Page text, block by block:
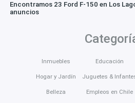
Encontramos 23 Ford F-150 en Los
anuncios
Inmuebles
Hogar y Jardín
Belleza
Educación
Juguetes &
Empleos en Chile